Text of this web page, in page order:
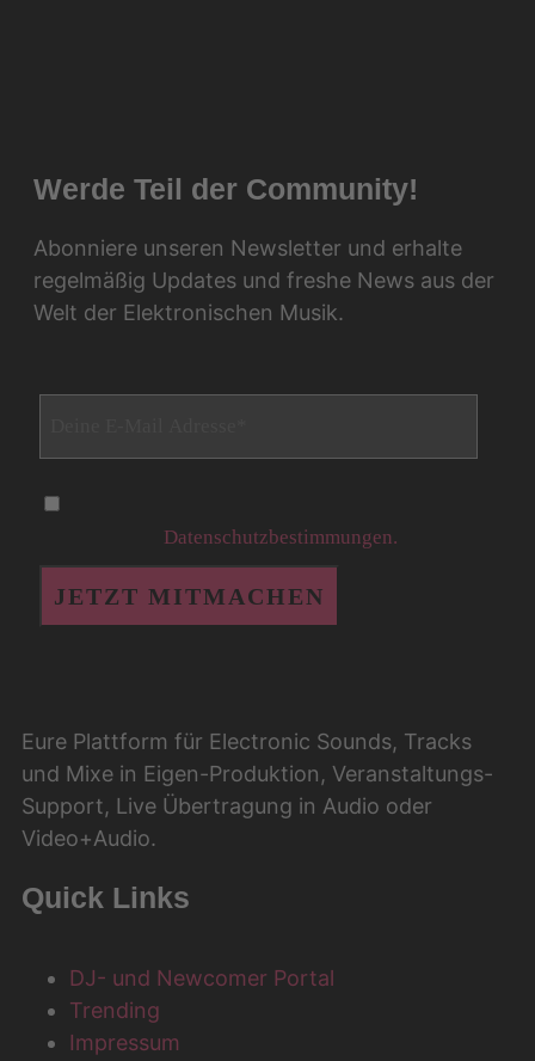
Werde Teil der Community!
Abonniere unseren Newsletter und erhalte
regelmäßig Updates und freshe News aus der
Welt der Elektronischen Musik.
Datenschutzbestimmungen.
Eure Plattform für Electronic Sounds, Tracks
und Mixe in Eigen-Produktion, Veranstaltungs-
Support, Live Übertragung in Audio oder
Video+Audio.
Quick Links
DJ- und Newcomer Portal
Trending
Impressum